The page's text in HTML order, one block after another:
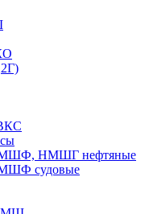
НМШГ нефтяные
судовые